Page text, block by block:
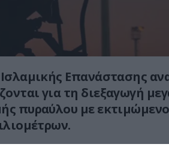
Επανάστασης
για τη διεξαγωγή
πυραύλου με